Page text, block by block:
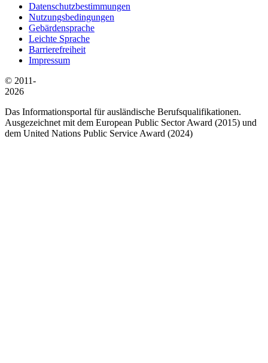
Datenschutzbestimmungen
Nutzungsbedingungen
Gebärdensprache
Leichte Sprache
Barrierefreiheit
Impressum
© 2011-
2026
Das Informationsportal für ausländische Berufsqualifikationen.
Ausgezeichnet mit dem European Public Sector Award (2015) und
dem United Nations Public Service Award (2024)